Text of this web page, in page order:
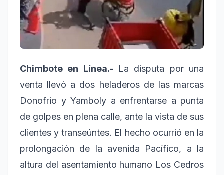
Chimbote en Línea.- La disputa por una
venta llevó a dos heladeros de las marcas
Donofrio y Yamboly a enfrentarse a punta
de golpes en plena calle, ante la vista de sus
clientes y transeúntes. El hecho ocurrió en la
prolongación de la avenida Pacífico, a la
altura del asentamiento humano Los Cedros